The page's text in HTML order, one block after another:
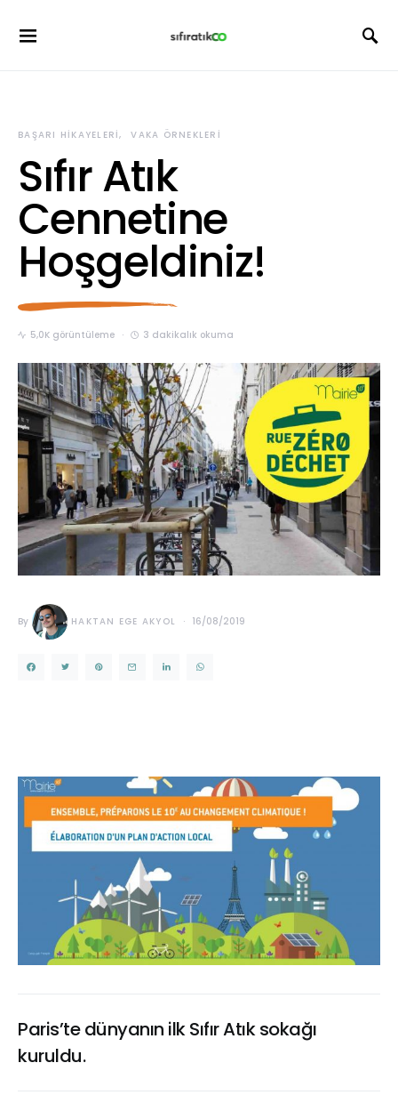
BAŞARI HIKAYELERI VAKA ÖRNEKLERI
Sıfır Atık
Cennetine
Hoşgeldiniz!
5,0K görüntüleme 3 dakikalık okuma
By HAKTAN EGE AKYOL 16/08/2019
Paris’te dünyanın ilk Sıfır Atık sokağı
kuruldu.